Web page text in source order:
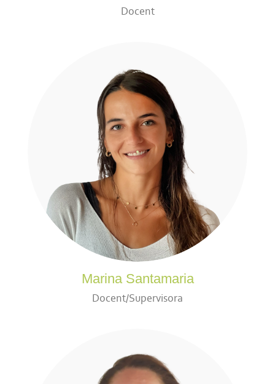
Docent
Marina Santamaria
Docent/Supervisora